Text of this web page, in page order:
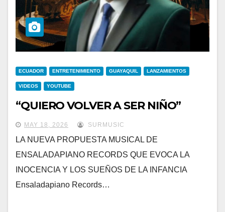
ECUADOR ENTRETENIMIENTO GUAYAQUIL LANZAMIENTOS
VIDEOS YOUTUBE
“QUIERO VOLVER A SER NIÑO”
MAY 18, 2026 SURMUSIC
LA NUEVA PROPUESTA MUSICAL DE
ENSALADAPIANO RECORDS QUE EVOCA LA
INOCENCIA Y LOS SUEÑOS DE LA INFANCIA
Ensaladapiano Records…